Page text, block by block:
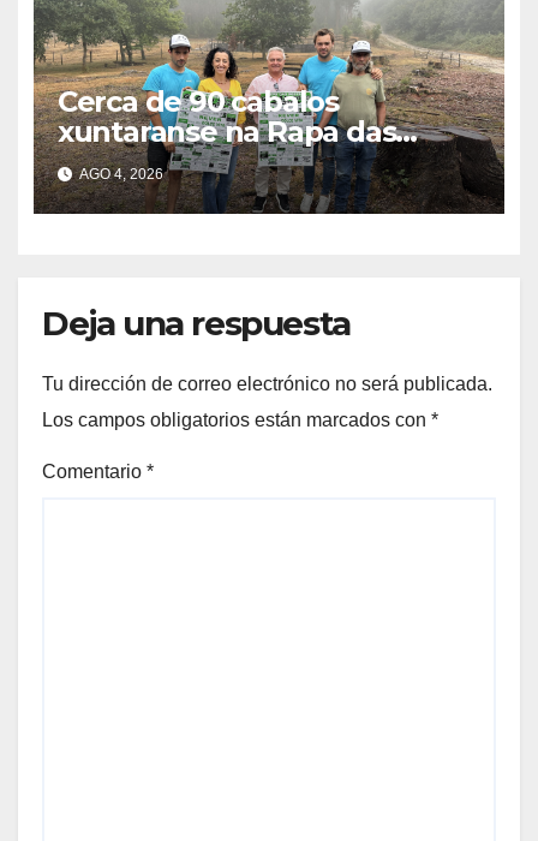
Cerca de 90 cabalos
xuntaranse na Rapa das
Bestas do Monte Gagán esta
fin de semana
AGO 4, 2026
Deja una respuesta
Tu dirección de correo electrónico no será publicada.
Los campos obligatorios están marcados con *
Comentario *